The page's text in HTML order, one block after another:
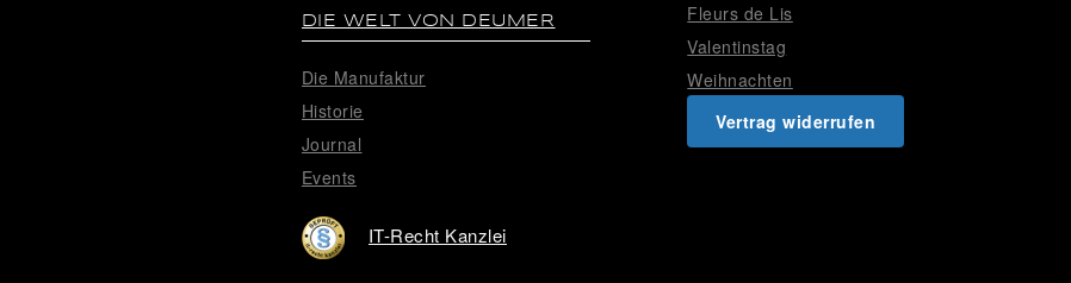
DIE WELT VON DEUMER
Die Manufaktur
Historie
Journal
Events
IT-Recht Kanzlei
Fleurs de Lis
Valentinstag
Weihnachten
Vertrag widerrufen